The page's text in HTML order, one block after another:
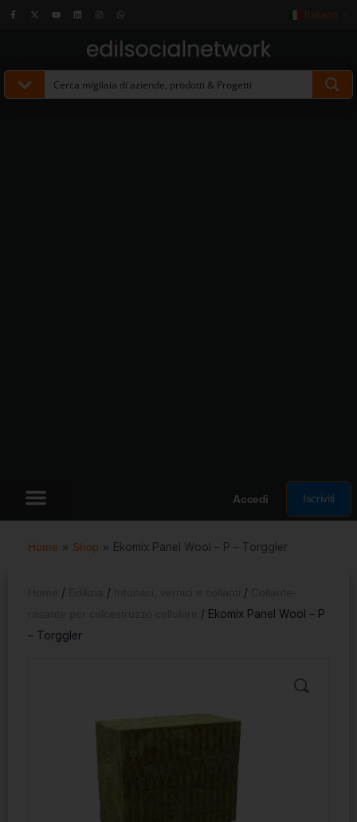
Italiano
Accedi Iscriviti
Home » Shop » Ekomix Panel Wool – P – Torggler
/ / /
/ Ekomix Panel Wool – P
– Torggler